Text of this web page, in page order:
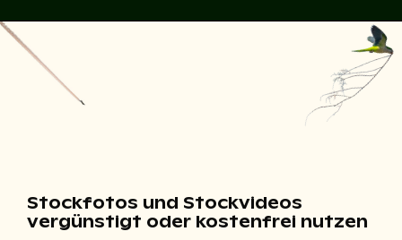
Stockfotos und Stockvideos
vergünstigt oder kostenfrei nutzen